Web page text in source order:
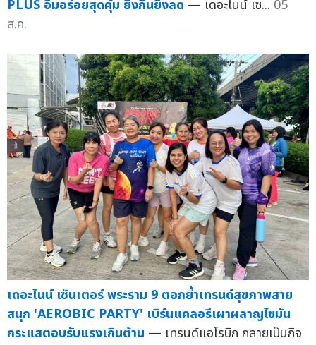
PLUS อิ่มอร่อยสุดคุ้ม ยิ่งกินยิ่งลด — เดอะไนน์ เซ... 05
ส.ค.
เดอะไนน์ เซ็นเตอร์ พระราม 9 ตอกย้ำเทรนด์สุขภาพสาย
สนุก 'AEROBIC PARTY' เบิร์นแคลอรีเผาผลาญไขมัน
กระแสตอบรับแรงเกินต้าน — เทรนด์แอโรบิก กลายเป็นกิจ